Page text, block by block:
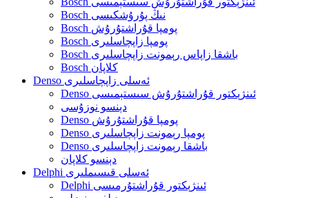
Bosch نىڭ پۇرۇشكىسى
Bosch پومپا قۇراشتۇرۇش
Bosch پومپا زاپچاسلىرى
Bosch باشقا زاپاس رېمونت زاپچاسلىرى
Bosch كلاپان
Denso ئەسلى زاپچاسلىرى
Denso ئىنژېكتور قۇراشتۇرۇش سىستېمىسى
دېنسو نوزۇسى
Denso پومپا قۇراشتۇرۇش
Denso پومپا رېمونت زاپچاسلىرى
Denso باشقا رېمونت زاپچاسلىرى
دېنسو كلاپان
Delphi ئەسلى قىسىملىرى
Delphi ئىنژېكتور قۇراشتۇرمىسى